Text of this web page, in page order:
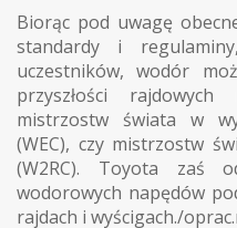
Biorąc pod uwagę
standardy i
uczestników, wodór
przyszłości
mistrzostw świata w
(WEC), czy mistrzostw
(W2RC). Toyota zaś
wodorowych napędów
rajdach i wyścigach./